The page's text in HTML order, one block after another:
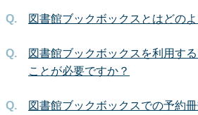
図書館ブックボックスとはどの
図書館ブックボックスを利用す
ことが必要ですか？
図書館ブックボックスでの予約